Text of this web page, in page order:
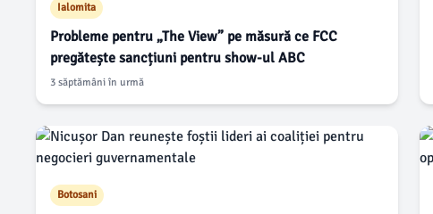
Ialomita
Probleme pentru „The View” pe măsură ce FCC
pregătește sancțiuni pentru show-ul ABC
3 săptămâni în urmă
Botosani